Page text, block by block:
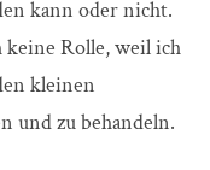
kann oder nicht.
keine Rolle, weil ich
kleinen
und zu behandeln.